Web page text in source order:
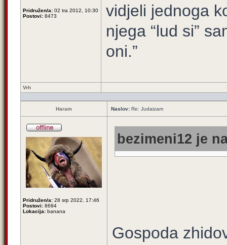
Pridružen/a: 02 tra 2012, 10:30
Postovi: 8473
vidjeli jednoga
njega “lud si”
oni.”
Vrh
Haram Naslov: Re: Judaizam
Pridružen/a: 28 srp 2022, 17:46
Postovi: 8694
Lokacija: banana
bezimeni12 je
Gospoda